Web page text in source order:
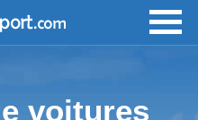
voitures